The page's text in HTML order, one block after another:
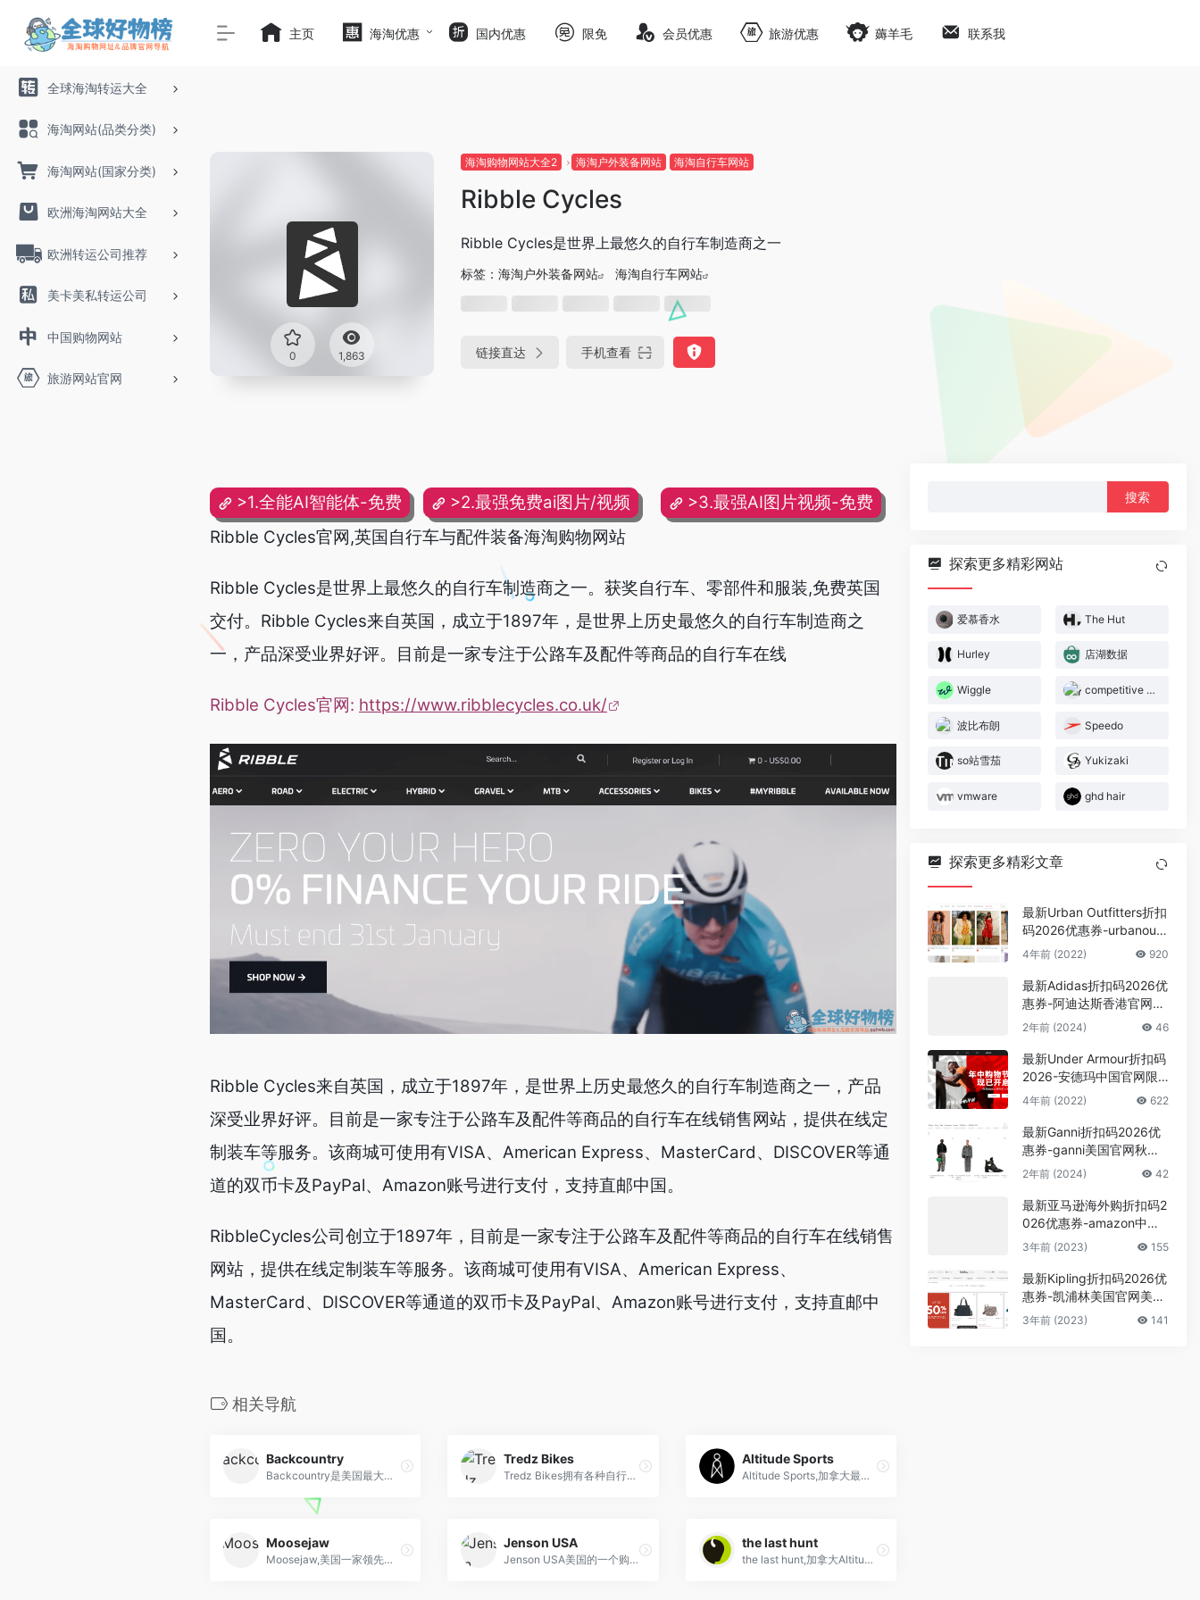
全球海淘转运大全
海淘网站(品类分类)
海淘网站(国家分类)
欧洲海淘网站大全
欧洲转运公司推荐
美卡美私转运公司
中国购物网站
旅游网站官网
主页 海淘优惠 国内优惠 限免 会员优惠 旅游优惠 薅羊毛 联系我
0 1,863
海淘购物网站大全2 海淘户外装备网站 海淘自行车网站
Ribble Cycles
Ribble Cycles是世界上最悠久的自行车制造商之一
标签： 海淘户外装备网站 海淘自行车网站
链接直达 手机查看
>1.全能AI智能体-免费 >2.最强免费ai图片/视频
>3.最强AI图片视频-免费
Ribble Cycles官网,英国自行车与配件装备海淘购物网站
Ribble Cycles是世界上最悠久的自行车制造商之一。获奖自行车、零部件和服装,免费英国
交付。 Ribble Cycles来自英国，成立于1897年，是世界上历史最悠久的自行车制造商之
一，产品深受业界好评。目前是一家专注于公路车及配件等商品的自行车在线
Ribble Cycles官网: https://www.ribblecycles.co.uk/
Ribble Cycles来自英国，成立于1897年，是世界上历史最悠久的自行车制造商之一，产品
深受业界好评。目前是一家专注于公路车及配件等商品的自行车在线销售网站，提供在线定
制装车等服务。该商城可使用有VISA、American Express、MasterCard、DISCOVER等通
道的双币卡及PayPal、Amazon账号进行支付，支持直邮中国。
RibbleCycles公司创立于1897年，目前是一家专注于公路车及配件等商品的自行车在线销售
网站，提供在线定制装车等服务。该商城可使用有VISA、American Express、
MasterCard、DISCOVER等通道的双币卡及PayPal、Amazon账号进行支付，支持直邮中
国。
相关导航
Backcountry
Backcountry是美国最大的户外装备和服装购物网站
Tredz Bikes
Tredz Bikes拥有各种自行车品牌的自行车、服装和配饰
Altitude Sports
Altitude Sports,加拿大最大的海淘户外用品电商
Moosejaw
Moosejaw,美国一家领先的户外服装与装备用品店
Jenson USA
Jenson USA美国的一个购物网站,山地自行车相关连的零部件种类丰富。清仓甩卖时真的超级便宜
the last hunt
the last hunt,加拿大Altitude-Sports旗下折扣较低、较受欢迎的清仓网站
探索更多精彩网站
爱慕香水 The Hut
Hurley 店湖数据
Wiggle competitive cycling
波比布朗 Speedo
so站雪茄 Yukizaki
vmware ghd hair
探索更多精彩文章
最新Urban Outfitters折扣
码2026优惠券-urbanoutfi
tters英国官网1折起+额外
4年前 (2022) 920
最新Adidas折扣码2026优
惠券-阿迪达斯香港官网精
选商品3件7折/5件以上5
2年前 (2024) 46
最新Under Armour折扣码
2026-安德玛中国官网限
时折扣+叠加每满300元立
4年前 (2022) 622
最新Ganni折扣码2026优
惠券-ganni美国官网秋冬
大促低至5折
2年前 (2024) 42
最新亚马逊海外购折扣码2
026优惠券-amazon中国
多品牌营养保健品镇店之
等
3年前 (2023) 155
最新Kipling折扣码2026优
惠券-凯浦林美国官网美包
低至5折促销
3年前 (2023) 141